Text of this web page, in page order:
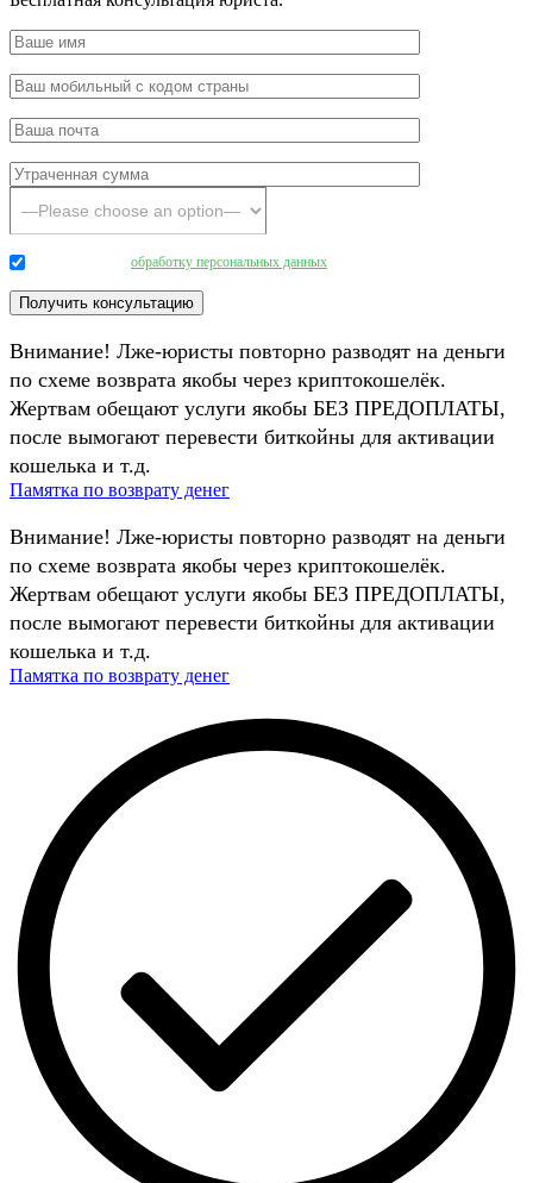
обработку персональных данных
Внимание! Лже-юристы повторно разводят на деньги
по схеме возврата якобы через криптокошелёк.
Жертвам обещают услуги якобы БЕЗ ПРЕДОПЛАТЫ,
после вымогают перевести биткойны для активации
кошелька и т.д.
Памятка по возврату денег
Внимание! Лже-юристы повторно разводят на деньги
по схеме возврата якобы через криптокошелёк.
Жертвам обещают услуги якобы БЕЗ ПРЕДОПЛАТЫ,
после вымогают перевести биткойны для активации
кошелька и т.д.
Памятка по возврату денег